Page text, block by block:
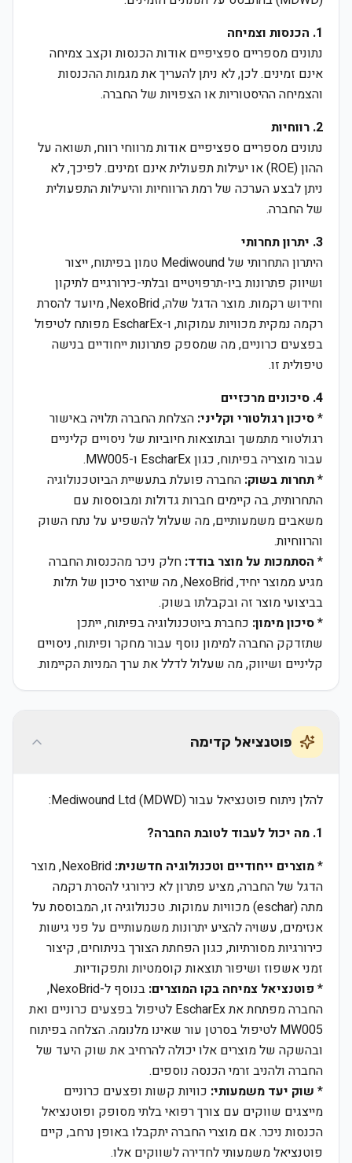
1. הכנסות וצמיחה
נתונים מספריים ספציפיים אודות הכנסות וקצב צמיחה
אינם זמינים. לכן, לא ניתן להעריך את מגמות ההכנסות
והצמיחה ההיסטוריות או הצפויות של החברה.
2. רווחיות
נתונים מספריים ספציפיים אודות מרווחי רווח, תשואה על
ההון (ROE) או יעילות תפעולית אינם זמינים. לפיכך, לא
ניתן לבצע הערכה של רמת הרווחיות והיעילות התפעולית
של החברה.
3. יתרון תחרותי
היתרון התחרותי של Mediwound טמון בפיתוח, ייצור
ושיווק פתרונות ביו-תרפויטיים ובלתי-כירורגיים לתיקון
וחידוש רקמות. מוצר הדגל שלה, NexoBrid, מיועד להסרת
רקמה נמקית מכוויות עמוקות, ו-EscharEx מפותח לטיפול
בפצעים כרוניים, מה שמספק פתרונות ייחודיים בנישה
טיפולית זו.
4. סיכונים מרכזיים
*סיכון רגולטורי וקליני: הצלחת החברה תלויה באישור
רגולטורי מתמשך ובתוצאות חיוביות של ניסויים קליניים
עבור מוצריה בפיתוח, כגון EscharEx ו-MW005.
*תחרות בשוק: החברה פועלת בתעשיית הביוטכנולוגיה
התחרותית, בה קיימים חברות גדולות ומבוססות עם
משאבים משמעותיים, מה שעלול להשפיע על נתח השוק
והרווחיות.
* הסתמכות על מוצר בודד: חלק ניכר מהכנסות החברה
מגיע ממוצר יחיד, NexoBrid, מה שיוצר סיכון של תלות
בביצועי מוצר זה ובקבלתו בשוק.
*סיכון מימון: כחברת ביוטכנולוגיה בפיתוח, ייתכן
שתזדקק החברה למימון נוסף עבור מחקר ופיתוח, ניסויים
קליניים ושיווק, מה שעלול לדלל את ערך המניות הקיימות.
פוטנציאל קדימה
להלן ניתוח פוטנציאל עבור Mediwound Ltd (MDWD):
1. מה יכול לעבוד לטובת החברה?
*מוצרים ייחודיים וטכנולוגיה חדשנית:
NexoBrid, מוצר
הדגל של החברה, מציע פתרון לא כירורגי להסרת רקמה
מתה (eschar) מכוויות עמוקות. טכנולוגיה זו, המבוססת על
אנזימים, עשויה להציע יתרונות משמעותיים על פני גישות
כירורגיות מסורתיות, כגון הפחתת הצורך בניתוחים, קיצור
זמני אשפוז ושיפור תוצאות קוסמטיות ותפקודיות.
* פוטנציאל צמיחה בקו המוצרים:
בנוסף ל-NexoBrid,
החברה מפתחת את EscharEx לטיפול בפצעים כרוניים ואת
MW005 לטיפול בסרטן עור שאינו מלנומה. הצלחה בפיתוח
ובהשקה של מוצרים אלו יכולה להרחיב את שוק היעד של
החברה ולהניב זרמי הכנסה נוספים.
* שוק יעד משמעותי: כוויות קשות ופצעים כרוניים
מייצגים שווקים עם צורך רפואי בלתי מסופק ופוטנציאל
הכנסות ניכר. אם מוצרי החברה יתקבלו באופן נרחב, קיים
פוטנציאל משמעותי לחדירה לשווקים אלו.